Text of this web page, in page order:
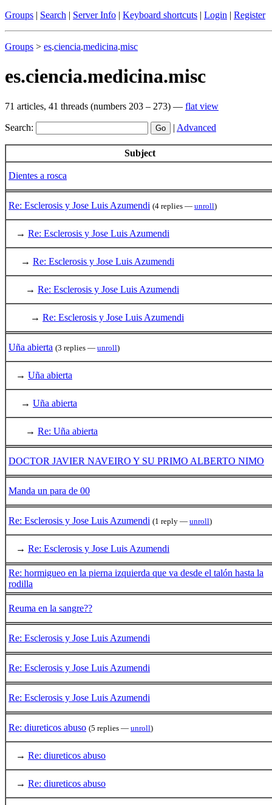
Groups | Search | Server Info | Keyboard shortcuts | Login | Register
Groups > es.ciencia.medicina.misc
es.ciencia.medicina.misc
71 articles, 41 threads (numbers 203 – 273) — flat view
Search: | Advanced
Subject
Dientes a rosca
Re: Esclerosis y Jose Luis Azumendi (4 replies — unroll)
→ Re: Esclerosis y Jose Luis Azumendi
→ Re: Esclerosis y Jose Luis Azumendi
→ Re: Esclerosis y Jose Luis Azumendi
→ Re: Esclerosis y Jose Luis Azumendi
Uña abierta (3 replies — unroll)
→ Uña abierta
→ Uña abierta
→ Re: Uña abierta
DOCTOR JAVIER NAVEIRO Y SU PRIMO ALBERTO NIMO
Manda un para de 00
Re: Esclerosis y Jose Luis Azumendi (1 reply — unroll)
→ Re: Esclerosis y Jose Luis Azumendi
Re: hormigueo en la pierna izquierda que va desde el talón hasta la
rodilla
Reuma en la sangre??
Re: Esclerosis y Jose Luis Azumendi
Re: Esclerosis y Jose Luis Azumendi
Re: Esclerosis y Jose Luis Azumendi
Re: diureticos abuso (5 replies — unroll)
→ Re: diureticos abuso
→ Re: diureticos abuso